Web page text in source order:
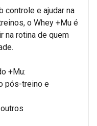
controle e ajudar na
o Whey +Mu é
na rotina de quem
+Mu:
pós-treino e